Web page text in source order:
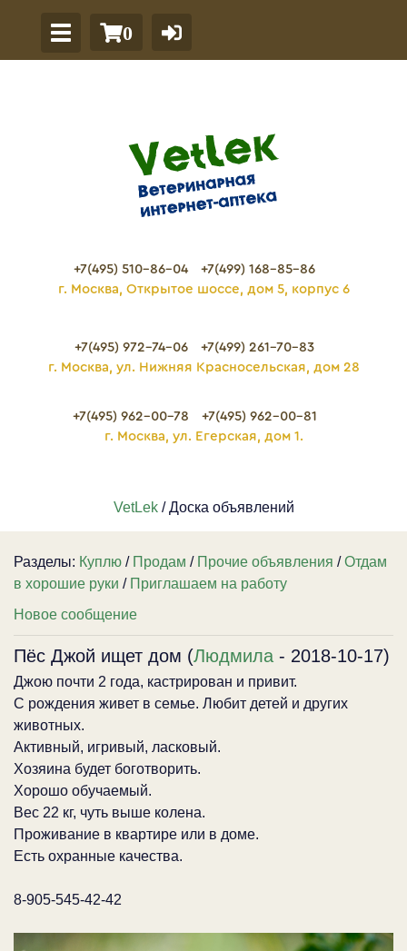
0
+7(495) 510-86-04
+7(499) 168-85-86
г. Москва, Открытое шоссе, дом 5, корпус 6
+7(495) 972-74-06
+7(499) 261-70-83
г. Москва, ул. Нижняя Красносельская, дом 28
+7(495) 962-00-78
+7(495) 962-00-81
г. Москва, ул. Егерская, дом 1.
VetLek/ Доска объявлений
Разделы: Куплю / Продам / Прочие объявления /Отдам
в хорошие руки / Приглашаем на работу
Новое сообщение
Пёс Джой ищет дом (Людмила - 2018-10-17)
Джою почти 2 года, кастрирован и привит.
С рождения живет в семье. Любит детей и других
животных.
Активный, игривый, ласковый.
Хозяина будет боготворить.
Хорошо обучаемый.
Вес 22 кг, чуть выше колена.
Проживание в квартире или в доме.
Есть охранные качества.
8-905-545-42-42